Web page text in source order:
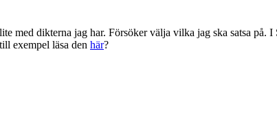
med dikterna jag har. Försöker välja vilka jag ska satsa
exempel läsa den här?